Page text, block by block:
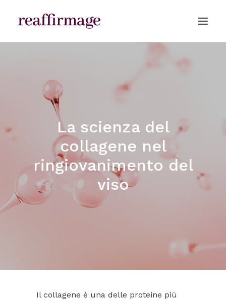
CLINICHE
La scienza del
collagene nel
ringiovanimento del
viso
Il collagene è una delle proteine più